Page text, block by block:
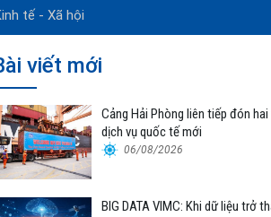
tế - Xã hội
viết mới
Cảng Hải Phòng liên tiếp đón hai
dịch vụ quốc tế mới
06/08/2026
BIG DATA VIMC: Khi dữ liệu trở